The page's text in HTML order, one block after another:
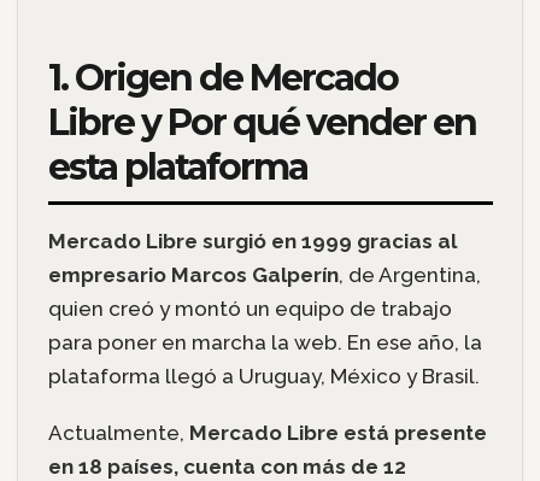
1. Origen de Mercado
Libre y Por qué vender en
esta plataforma
Mercado Libre surgió en 1999 gracias al
empresario Marcos Galperín, de Argentina,
quien creó y montó un equipo de trabajo
para poner en marcha la web. En ese año, la
plataforma llegó a Uruguay, México y Brasil.
Actualmente, Mercado Libre está presente
en 18 países, cuenta con más de 12